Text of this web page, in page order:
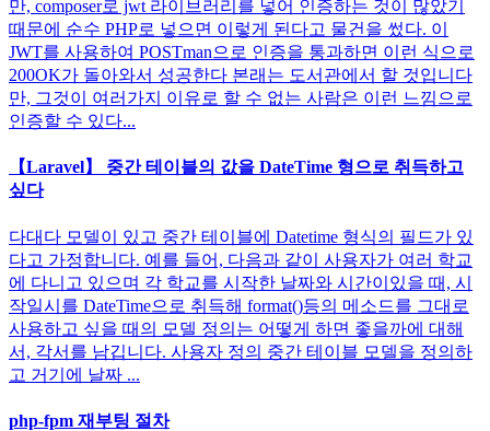
만, composer로 jwt 라이브러리를 넣어 인증하는 것이 많았기
때문에 순수 PHP로 넣으면 이렇게 된다고 물건을 썼다. 이
JWT를 사용하여 POSTman으로 인증을 통과하면 이런 식으로
200OK가 돌아와서 성공한다 본래는 도서관에서 할 것입니다
만, 그것이 여러가지 이유로 할 수 없는 사람은 이런 느낌으로
인증할 수 있다...
【Laravel】 중간 테이블의 값을 DateTime 형으로 취득하고
싶다
다대다 모델이 있고 중간 테이블에 Datetime 형식의 필드가 있
다고 가정합니다. 예를 들어, 다음과 같이 사용자가 여러 학교
에 다니고 있으며 각 학교를 시작한 날짜와 시간이있을 때, 시
작일시를 DateTime으로 취득해 format()등의 메소드를 그대로
사용하고 싶을 때의 모델 정의는 어떻게 하면 좋을까에 대해
서, 각서를 남깁니다. 사용자 정의 중간 테이블 모델을 정의하
고 거기에 날짜 ...
php-fpm 재부팅 절차